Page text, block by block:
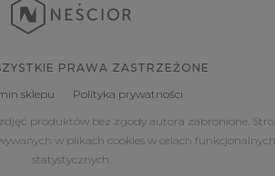
PRAWA ZASTRZEŻONE
sklepu
Polityka prywatności
produktów bez zgody autora zabronione.
w plikach cookies w celach
statystycznych.